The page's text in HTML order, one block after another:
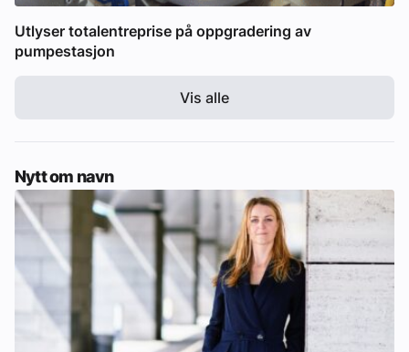
Utlyser totalentreprise på oppgradering av
pumpestasjon
Vis alle
Nytt om navn